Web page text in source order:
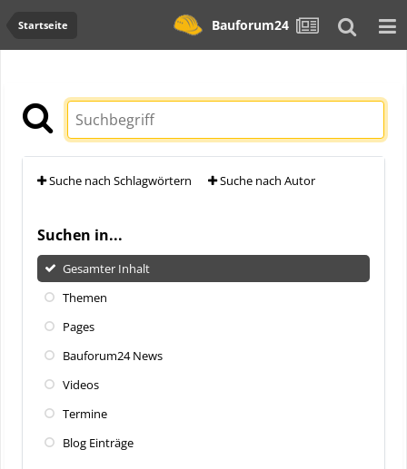
Startseite Bauforum24
Suche nach Schlagwörtern Suche nach Autor
Suchen in...
Gesamter Inhalt
Themen
Pages
Bauforum24 News
Videos
Termine
Blog Einträge